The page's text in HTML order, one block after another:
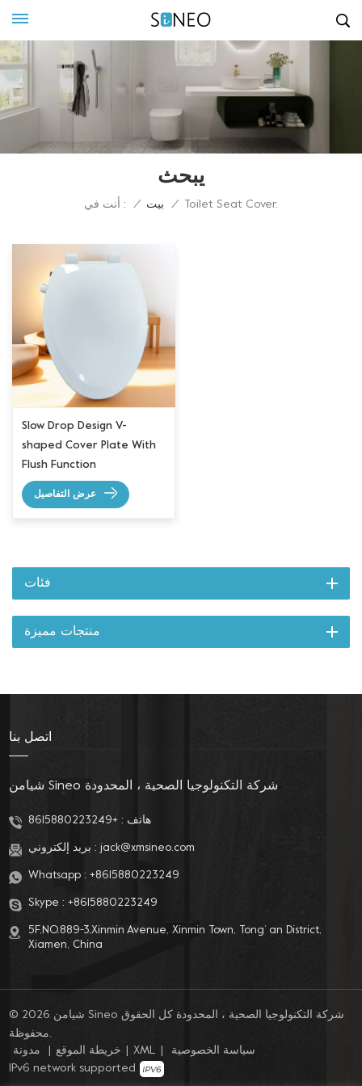
يبحث
أنت في : / بيت / Toilet Seat Cover.
Slow Drop Design V-
shaped Cover Plate With
Flush Function
عرض التفاصيل
فئات
منتجات مميزة
اتصل بنا
شيامن Sineo شركة التكنولوجيا الصحية ، المحدودة
هاتف :+8615880223249
بريد إلكتروني : jack@xmsineo.com
Whatsapp : +8615880223249
Skype : +8615880223249
5F,NO.889-3,Xinmin Avenue, Xinmin Town, Tong’ an District,
Xiamen, China
© 2026 شيامن Sineo شركة التكنولوجيا الصحية ، المحدودة كل الحقوق
محفوظة.
مدونة
خريطة الموقع XML
سياسة الخصوصية
IPv6 network supported